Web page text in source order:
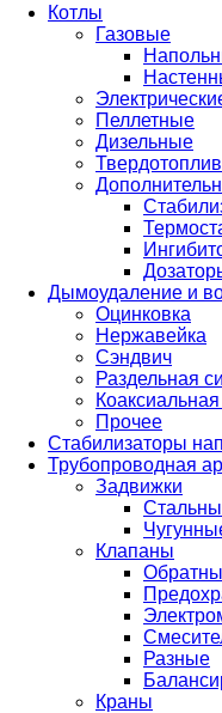
Котлы
Газовые
Пеллетные
Дизельные
Дымоудаление и
Оцинковка
Нержавейка
Сэндвич
Раздельная
Прочее
Стабилизаторы
Трубопроводная
Задвижки
Клапаны
Разные
Краны